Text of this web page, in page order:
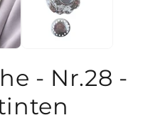
- Nr.28 -